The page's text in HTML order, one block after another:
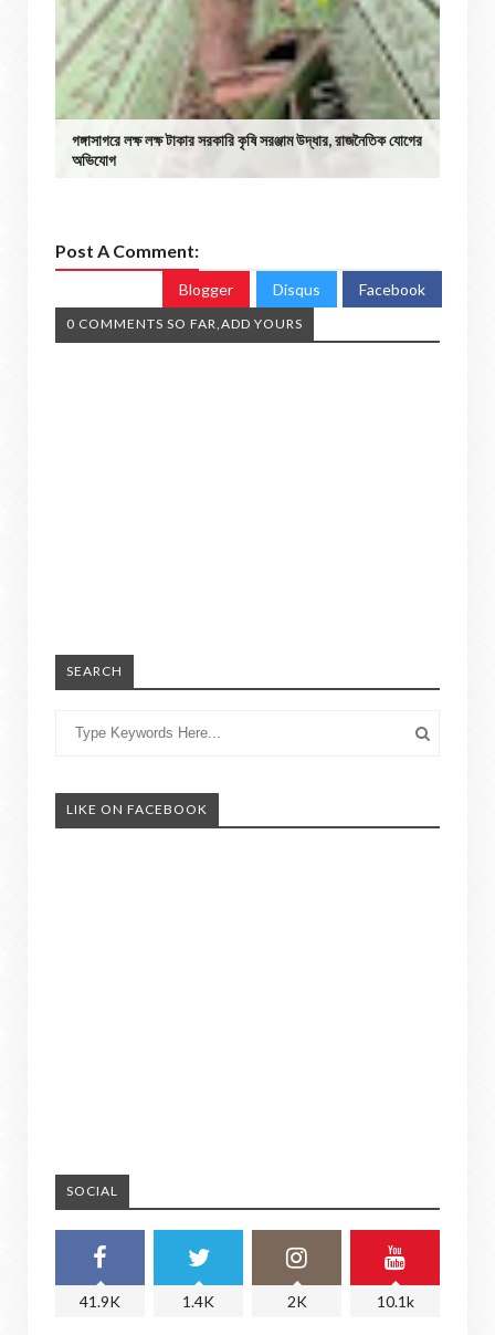
গঙ্গাসাগরে লক্ষ লক্ষ টাকার সরকারি কৃষি সরঞ্জাম উদ্ধার, রাজনৈতিক যোগের
অভিযোগ
Post A Comment:
Blogger Disqus Facebook
0 COMMENTS SO FAR,ADD YOURS
SEARCH
LIKE ON FACEBOOK
SOCIAL
41.9K 1.4K 2K 10.1k